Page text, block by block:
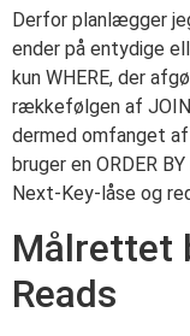
Derfor planlægger
ender på entydige
kun WHERE, der
rækkefølgen af
dermed omfanget
bruger en ORDER
Next-Key-låse og
Målrettet
Reads